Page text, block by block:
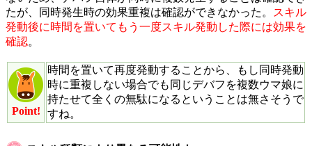
たが、同時発生時の効果重複は確認ができなかった。
スキル
発動後に時間を置いてもう一度スキル発動した際には効果を
確認。
Point!
時間を置いて再度発動することから、もし同時発動
時に重複しない場合でも同じデバフを複数ウマ娘に
持たせて全くの無駄になるということは無さそうで
すね。